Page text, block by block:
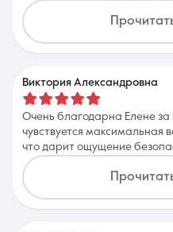
найти именно то, что
Елена сработала четко,
за вашу внимательность и
поблагодарить всю
Виктория Александровна
Очень благодарна Елене
чувствуется максимальная
что дарит ощущение
втрорая сделка,
Елены, и уверена, не
рекомендую всем своим